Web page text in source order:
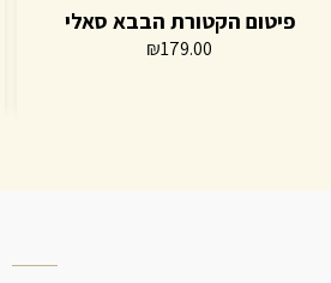
פיטום הקטורת הבבא סאלי
₪179.00